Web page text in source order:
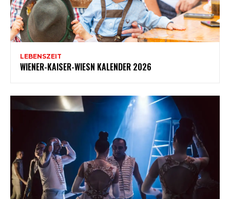
LEBENSZEIT
WIENER-KAISER-WIESN KALENDER 2026